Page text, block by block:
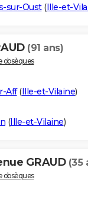
sur-Oust(Ille-et-
(91 ans)
obsèques
Aff(Ille-et-Vilaine)
(Ille-et-Vilaine)
GRAUD (35
obsèques